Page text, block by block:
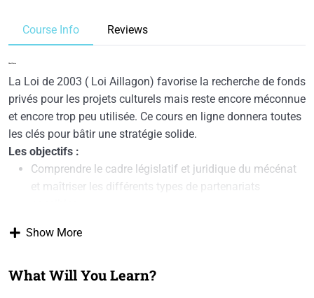
Course Info Reviews
About Course
La Loi de 2003 ( Loi Aillagon) favorise la recherche de fonds
privés pour les projets culturels mais reste encore méconnue
et encore trop peu utilisée. Ce cours en ligne donnera toutes
les clés pour bâtir une stratégie solide.
Les objectifs :
Comprendre le cadre législatif et juridique du mécénat
et maîtriser les différents types de partenariats
comprenant des axes précis
qui renforcent la communication autour du projet
Show More
What Will You Learn?